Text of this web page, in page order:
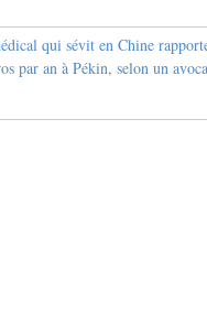
qui sévit en Chine
par an à Pékin, selon un